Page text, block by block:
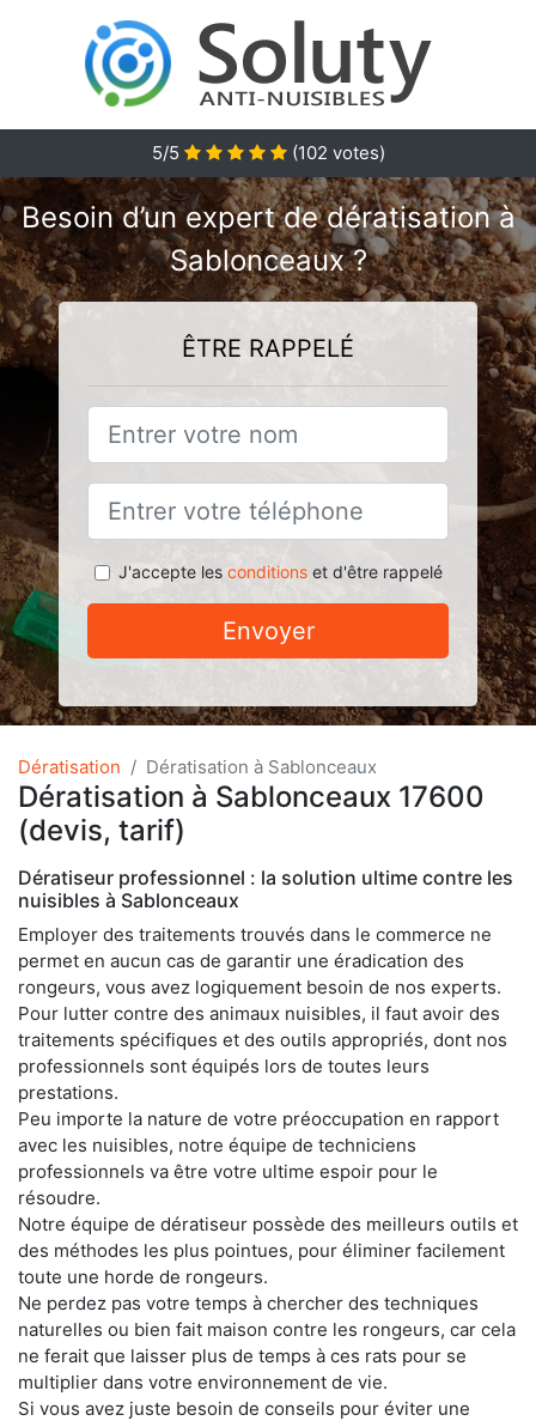
5/5 (102 votes)
Besoin d’un expert de dératisation à
Sablonceaux ?
ÊTRE RAPPELÉ
J'accepte les conditionset d'être rappelé
Envoyer
Dératisation Dératisation à Sablonceaux
Dératisation à Sablonceaux 17600
(devis, tarif)
Dératiseur professionnel : la solution ultime contre les
nuisibles à Sablonceaux
Employer des traitements trouvés dans le commerce ne
permet en aucun cas de garantir une éradication des
rongeurs, vous avez logiquement besoin de nos experts.
Pour lutter contre des animaux nuisibles, il faut avoir des
traitements spécifiques et des outils appropriés, dont nos
professionnels sont équipés lors de toutes leurs
prestations.
Peu importe la nature de votre préoccupation en rapport
avec les nuisibles, notre équipe de techniciens
professionnels va être votre ultime espoir pour le
résoudre.
Notre équipe de dératiseur possède des meilleurs outils et
des méthodes les plus pointues, pour éliminer facilement
toute une horde de rongeurs.
Ne perdez pas votre temps à chercher des techniques
naturelles ou bien fait maison contre les rongeurs, car cela
ne ferait que laisser plus de temps à ces rats pour se
multiplier dans votre environnement de vie.
Si vous avez juste besoin de conseils pour éviter une